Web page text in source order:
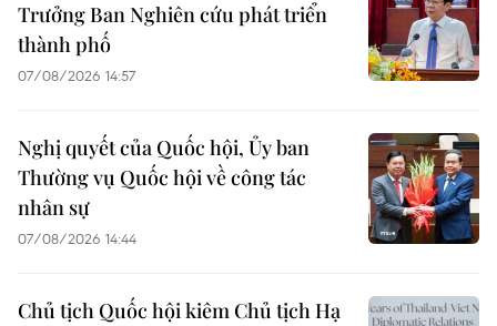
Trưởng Ban Nghiên cứu phát triển
thành phố
07/08/2026 14:57
Nghị quyết của Quốc hội, Ủy ban
Thường vụ Quốc hội về công tác
nhân sự
07/08/2026 14:44
Chủ tịch Quốc hội kiêm Chủ tịch Hạ